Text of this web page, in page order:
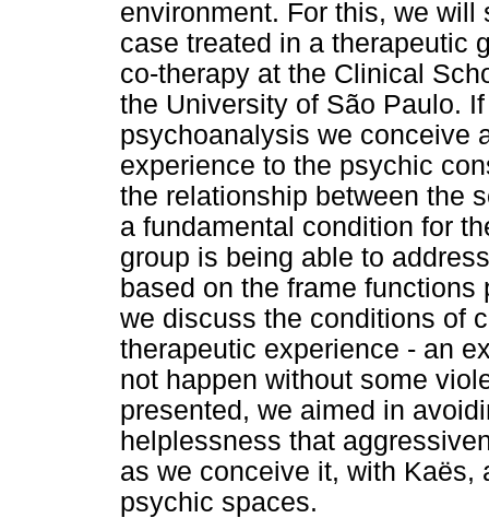
environment. For this, we
case treated in a therapeutic
co-therapy at the Clinical
the University of São Paulo.
psychoanalysis we conceive
experience to the psychic
the relationship between the
a fundamental condition for
group is being able to
based on the frame
we discuss the conditions of
therapeutic experience - an
not happen without some
presented, we aimed in
helplessness that
as we conceive it, with Kaës,
psychic spaces.